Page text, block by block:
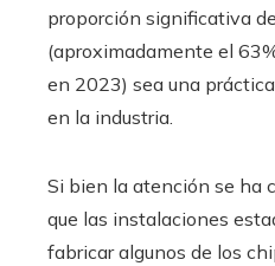
proporción significativa
(aproximadamente el
en 2023) sea una
en la industria.
Si bien la atención se ha
que las instalaciones
fabricar algunos de los